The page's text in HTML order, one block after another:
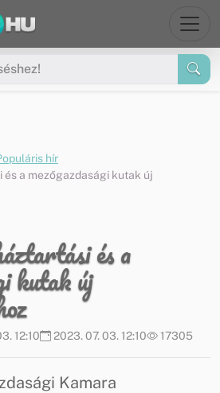
hír
a mezőgazdasági kutak új
és a
kutak új
12:10 2023. 07. 03. 12:10 17305
Kamara